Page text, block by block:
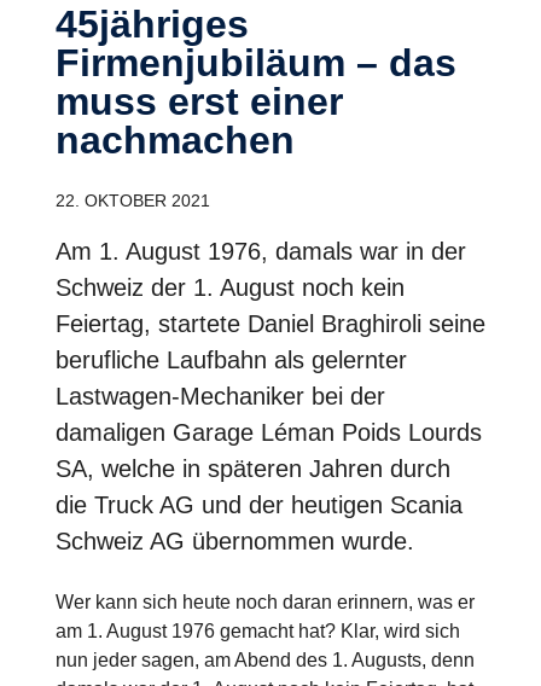
45jähriges
Firmenjubiläum – das
muss erst einer
nachmachen
22. OKTOBER 2021
Am 1. August 1976, damals war in der
Schweiz der 1. August noch kein
Feiertag, startete Daniel Braghiroli seine
berufliche Laufbahn als gelernter
Lastwagen-Mechaniker bei der
damaligen Garage Léman Poids Lourds
SA, welche in späteren Jahren durch
die Truck AG und der heutigen Scania
Schweiz AG übernommen wurde.
Wer kann sich heute noch daran erinnern, was er
am 1. August 1976 gemacht hat? Klar, wird sich
nun jeder sagen, am Abend des 1. Augusts, denn